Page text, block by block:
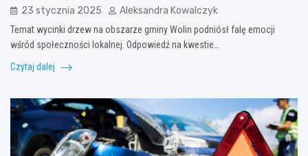
23 stycznia 2025 Aleksandra Kowalczyk
Temat wycinki drzew na obszarze gminy Wolin podniósł falę emocji
wśród społeczności lokalnej. Odpowiedź na kwestie…
Czytaj dalej